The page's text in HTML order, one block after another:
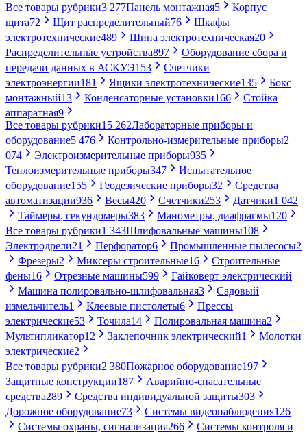
Все товары рубрики3 277Панель монтажная5
Корпус
щита72 Щит распределительный76
Шкафы
электротехнические489 Шина электротехническая20
Распределительные устройства897
Оборудование сбора и
передачи данных в АСКУЭ153
Счетчики
электроэнергии181 Ящики электротехнические135
Бокс
монтажный13 Конденсаторные установки166
Стойка
аппаратная9
Все товары рубрики15 262Лабораторные приборы и
оборудование5 476 Контрольно-измерительные приборы2
074
Электроизмерительные приборы935
Теплоизмерительные приборы347
Испытательное
оборудование155 Геодезические приборы32
Средства
автоматизации936 Весы420 Счетчики253 Датчики1 042
Таймеры, секундомеры383 Манометры, диафрагмы120
Все товары рубрики1 343Шлифовальные машины108
Электродрели21 Перфоратор6 Промышленные пылесосы2
Фрезеры2 Миксеры строительные16
Строительные
фены16 Отрезные машины599
Гайковерт электрический
Машина полировально-шлифовальная3
Садовый
измельчитель1 Клеевые пистолеты6
Прессы
электрические53 Точила14 Полировальная машина2
Мультипликатор12 Заклепочник электрический1
Молотки
электрические2
Все товары рубрики2 380Пожарное оборудование197
Защитные конструкции187
Аварийно-спасательные
средства289 Средства индивидуальной защиты303
Дорожное оборудование73 Системы видеонаблюдения126
Системы охраны, сигнализация266
Системы контроля и